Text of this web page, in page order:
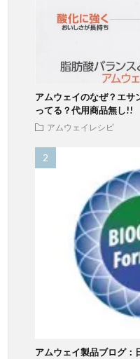
アムウェイのなぜ？エサ
ってる？代用商品無し!!
アムウェイレシピ
アムウェイ製品ブログ：